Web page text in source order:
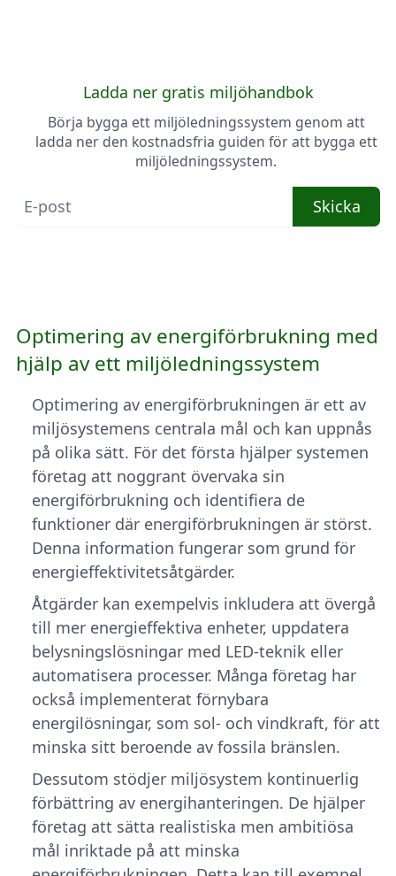
Ladda ner gratis miljöhandbok
Börja bygga ett miljöledningssystem genom att
ladda ner den kostnadsfria guiden för att bygga ett
miljöledningssystem.
Skicka
Optimering av energiförbrukning med
hjälp av ett miljöledningssystem
Optimering av energiförbrukningen är ett av
miljösystemens centrala mål och kan uppnås
på olika sätt. För det första hjälper systemen
företag att noggrant övervaka sin
energiförbrukning och identifiera de
funktioner där energiförbrukningen är störst.
Denna information fungerar som grund för
energieffektivitetsåtgärder.
Åtgärder kan exempelvis inkludera att övergå
till mer energieffektiva enheter, uppdatera
belysningslösningar med LED-teknik eller
automatisera processer. Många företag har
också implementerat förnybara
energilösningar, som sol- och vindkraft, för att
minska sitt beroende av fossila bränslen.
Dessutom stödjer miljösystem kontinuerlig
förbättring av energihanteringen. De hjälper
företag att sätta realistiska men ambitiösa
mål inriktade på att minska